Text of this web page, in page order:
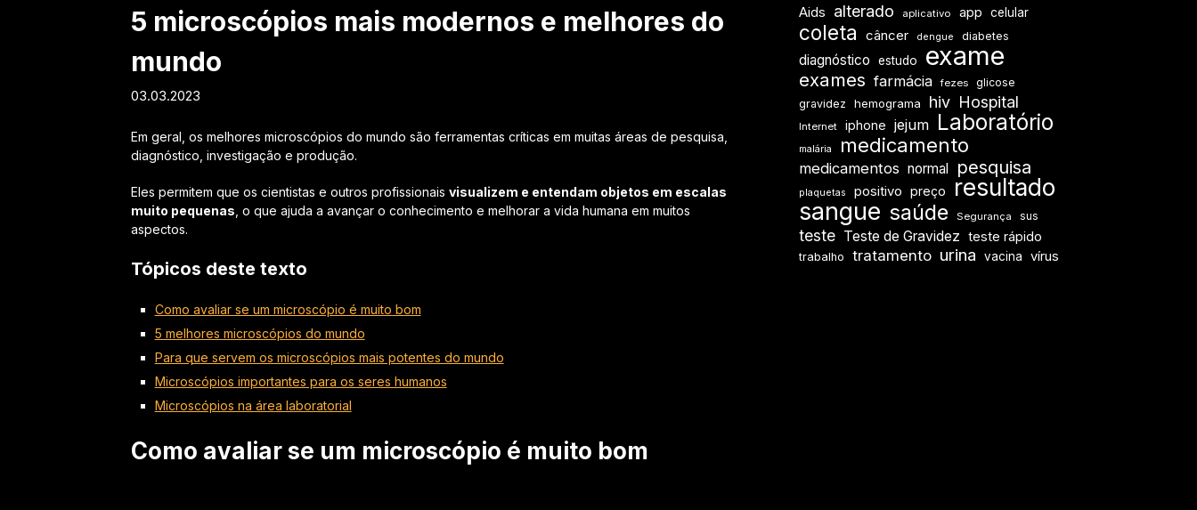
5 microscópios mais modernos e melhores do
mundo
03.03.2023
Em geral, os melhores microscópios do mundo são ferramentas críticas em muitas áreas de pesquisa,
diagnóstico, investigação e produção.
Eles permitem que os cientistas e outros profissionais visualizem e entendam objetos em escalas
muito pequenas, o que ajuda a avançar o conhecimento e melhorar a vida humana em muitos
aspectos.
Tópicos deste texto
Como avaliar se um microscópio é muito bom
5 melhores microscópios do mundo
Para que servem os microscópios mais potentes do mundo
Microscópios importantes para os seres humanos
Microscópios na área laboratorial
Como avaliar se um microscópio é muito bom
Aids alterado aplicativo app celular
coleta câncer dengue diabetes
diagnóstico estudo exame
exames farmácia fezes
glicose
gravidez
hemograma hiv Hospital
Internet iphone jejum Laboratório
malária medicamento
medicamentos normal pesquisa
plaquetas positivo preço resultado
sangue saúde Segurança sus
teste Teste de Gravidez teste rápido
trabalho tratamento urina vacina vírus